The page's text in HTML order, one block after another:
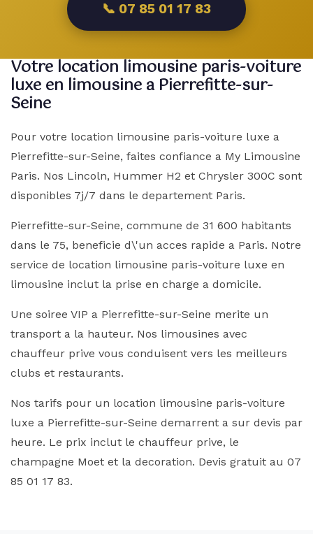
📞 07 85 01 17 83
Votre location limousine paris-voiture
luxe en limousine a Pierrefitte-sur-
Seine
Pour votre location limousine paris-voiture luxe a
Pierrefitte-sur-Seine, faites confiance a My Limousine
Paris. Nos Lincoln, Hummer H2 et Chrysler 300C sont
disponibles 7j/7 dans le departement Paris.
Pierrefitte-sur-Seine, commune de 31 600 habitants
dans le 75, beneficie d\'un acces rapide a Paris. Notre
service de location limousine paris-voiture luxe en
limousine inclut la prise en charge a domicile.
Une soiree VIP a Pierrefitte-sur-Seine merite un
transport a la hauteur. Nos limousines avec
chauffeur prive vous conduisent vers les meilleurs
clubs et restaurants.
Nos tarifs pour un location limousine paris-voiture
luxe a Pierrefitte-sur-Seine demarrent a sur devis par
heure. Le prix inclut le chauffeur prive, le
champagne Moet et la decoration. Devis gratuit au 07
85 01 17 83.